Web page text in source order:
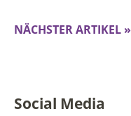
NÄCHSTER ARTIKEL »
Social Media